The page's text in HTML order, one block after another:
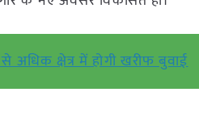
अधिक क्षेत्र में होगी खरीफ बुवाई